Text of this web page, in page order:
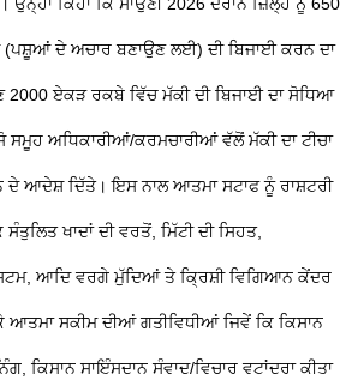
ਉਨ੍ਹਾਂ ਕਿਹਾ ਕਿ ਸਾਉਣੀ 2026 ਦੌਰਾਨ ਜ਼ਿਲ੍ਹੇ ਨੂੰ 650
ਦੇ ਅਚਾਰ ਬਣਾਉਣ ਲਈ) ਦੀ ਬਿਜਾਈ ਕਰਨ ਦਾ
2000 ਏਕੜ ਰਕਬੇ ਵਿੱਚ ਮੱਕੀ ਦੀ ਬਿਜਾਈ ਦਾ ਸੋਧਿਆ
ਅਧਿਕਾਰੀਆਂ/ਕਰਮਚਾਰੀਆਂ ਵੱਲੋਂ ਮੱਕੀ ਦਾ ਟੀਚਾ
ਦੇ ਆਦੇਸ਼ ਦਿੱਤੇ। ਇਸ ਨਾਲ ਆਤਮਾ ਸਟਾਫ ਨੂੰ ਰਾਸ਼ਟਰੀ
ਸੰਤੁਲਿਤ ਖਾਦਾਂ ਦੀ ਵਰਤੋਂ, ਮਿੱਟੀ ਦੀ ਸਿਹਤ,
ਆਦਿ ਵਰਗੇ ਮੁੱਦਿਆਂ ਤੇ ਕ੍ਰਿਸ਼ੀ ਵਿਗਿਆਨ ਕੇਂਦਰ
ਆਤਮਾ ਸਕੀਮ ਦੀਆਂ ਗਤੀਵਿਧੀਆਂ ਜਿਵੇਂ ਕਿ ਕਿਸਾਨ
ਕਿਸਾਨ ਸਾਇੰਸਦਾਨ ਸੰਵਾਦ/ਵਿਚਾਰ ਵਟਾਂਦਰਾ ਕੀਤਾ